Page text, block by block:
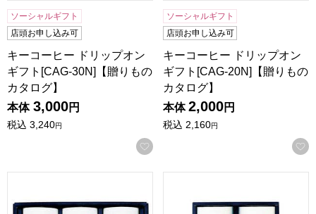
ソーシャルギフト
店頭お申し込み可
キーコーヒー ドリップオン
ギフト[CAG-30N]【贈りもの
カタログ】
本体 3,000円
税込 3,240円
お気に入りに登録する
ソーシャルギフト
店頭お申し込み可
キーコーヒー ドリップオン
ギフト[CAG-20N]【贈りもの
カタログ】
本体 2,000円
税込 2,160円